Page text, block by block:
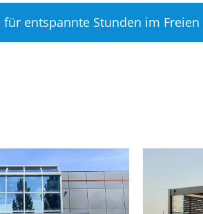
entspannte Stunden im Freien